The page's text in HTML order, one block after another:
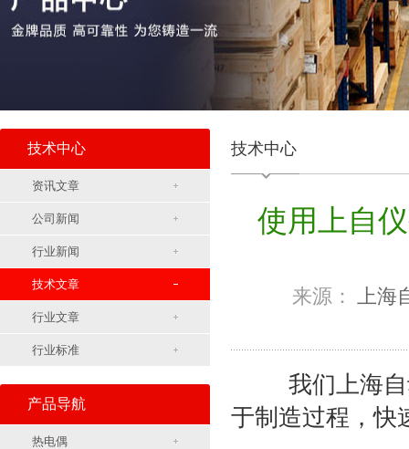
技术中心
资讯文章
公司新闻
行业新闻
技术文章
行业文章
行业标准
产品导航
热电偶
技术中心
使用上自
来源： 上海
我们上海自动
于制造过程，快